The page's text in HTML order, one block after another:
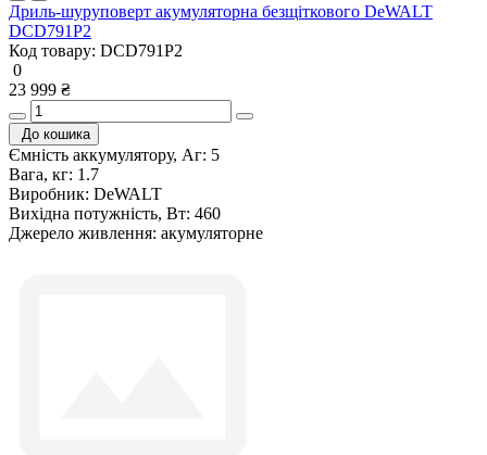
Дриль-шуруповерт акумуляторна безщіткового DeWALT
DCD791P2
Код товару: DCD791P2
0
23 999 ₴
До кошика
Ємність аккумулятору, Аг: 5
Вага, кг: 1.7
Виробник: DeWALT
Вихідна потужність, Вт: 460
Джерело живлення: акумуляторне